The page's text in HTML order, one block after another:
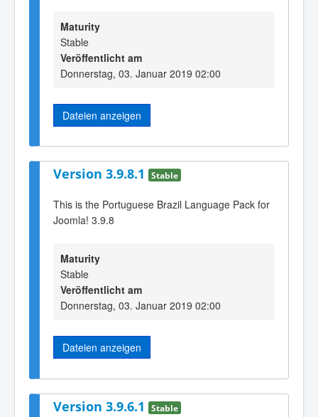
Maturity
Stable
Veröffentlicht am
Donnerstag, 03. Januar 2019 02:00
Dateien anzeigen
Version 3.9.8.1 Stable
This is the Portuguese Brazil Language Pack for
Joomla! 3.9.8
Maturity
Stable
Veröffentlicht am
Donnerstag, 03. Januar 2019 02:00
Dateien anzeigen
Version 3.9.6.1 Stable